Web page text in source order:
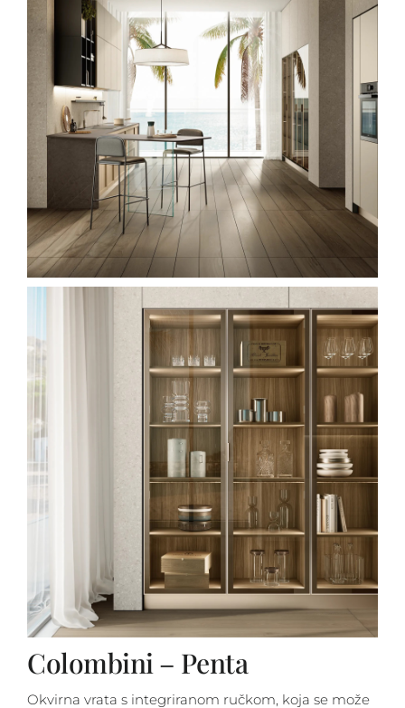
Colombini – Penta
Okvirna vrata s integriranom ručkom, koja se može